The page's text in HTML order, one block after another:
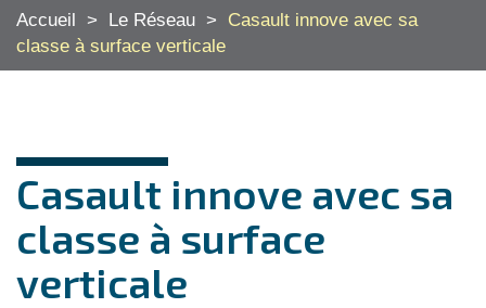
Accueil > Le Réseau >
Casault innove avec sa
classe à surface verticale
Casault innove avec sa
classe à surface
verticale